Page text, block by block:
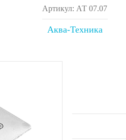
Артикул: АТ 07.07
Аква-Техника